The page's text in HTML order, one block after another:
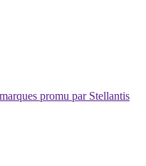
promu par Stellantis